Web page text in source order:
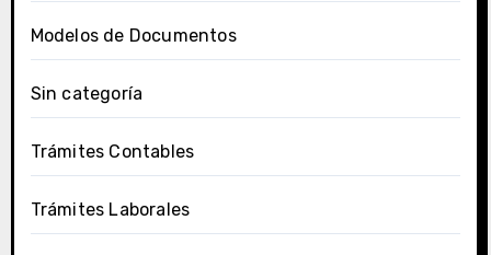
Modelos de Documentos
Sin categoría
Trámites Contables
Trámites Laborales